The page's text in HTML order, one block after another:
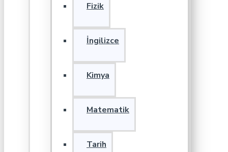
Fizik
İngilizce
Kimya
Matematik
Tarih